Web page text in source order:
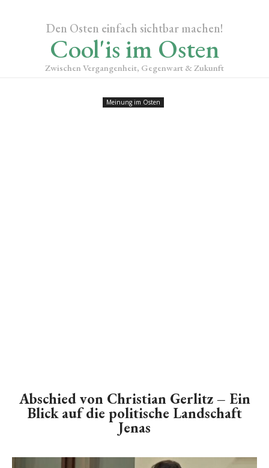
Den Osten einfach sichtbar machen!
Cool'is im Osten
Zwischen Vergangenheit, Gegenwart & Zukunft
Meinung im Osten
Abschied von Christian Gerlitz – Ein
Blick auf die politische Landschaft
Jenas